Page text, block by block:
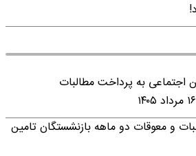
اجتماعی به پرداخت مطالبات
و معوقات دو ماهه بازنشستگان تامین